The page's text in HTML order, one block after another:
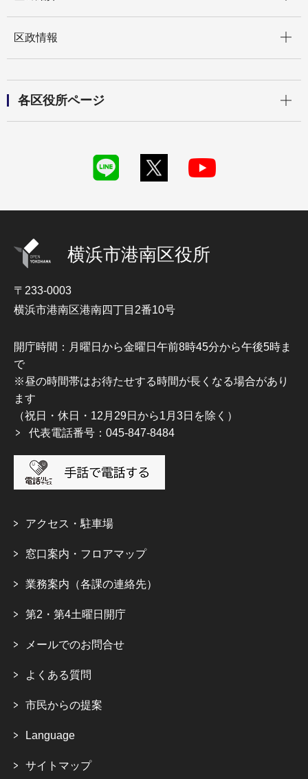
区政情報
各区役所ページ
横浜市港南区役所
〒233-0003
横浜市港南区港南四丁目2番10号
開庁時間：月曜日から金曜日午前8時45分から午後5時ま
で
※昼の時間帯はお待たせする時間が長くなる場合があり
ます
（祝日・休日・12月29日から1月3日を除く）
代表電話番号：045-847-8484
アクセス・駐車場
窓口案内・フロアマップ
業務案内（各課の連絡先）
第2・第4土曜日開庁
メールでのお問合せ
よくある質問
市民からの提案
Language
サイトマップ